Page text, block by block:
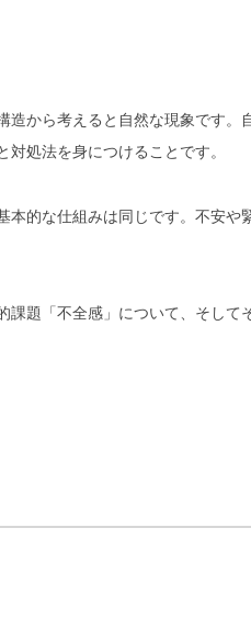
造から考えると自然な現象です
処法を身につけることです。
本的な仕組みは同じです。不安
課題「不全感」について、そして